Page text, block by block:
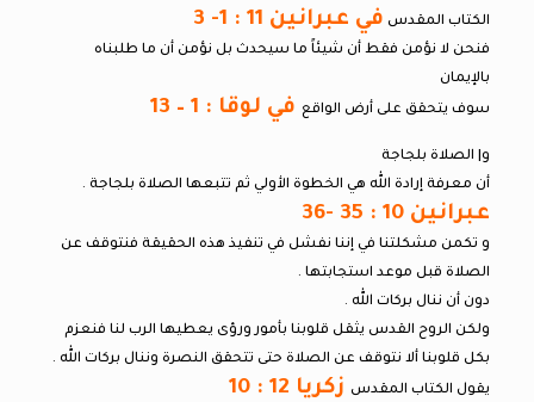
الكتاب المقدس في عبرانين 11 : 1- 3
فنحن لا نؤمن فقط أن شيئاً ما سيحدث بل نؤمن أن ما طلبناه
بالإيمان
سوف يتحقق على أرض الواقعفي لوقا : 1 – 13
و| الصلاة بلجاجة
أن معرفة إرادة الله هي الخطوة الأولي ثم تتبعها الصلاة بلجاجة .
عبرانين 10 : 35 -36
و تكمن مشكلتنا في إننا نفشل في تنفيذ هذه الحقيقة فنتوقف عن
الصلاة قبل موعد استجابتها .
دون أن ننال بركات الله .
ولكن الروح القدس يثقل قلوبنا بأمور ورؤى يعطيها الرب لنا فنعزم
بكل قلوبنا ألا نتوقف عن الصلاة حتى تتحقق النصرة وننال بركات الله .
يقول الكتاب المقدس زكريا 12 : 10